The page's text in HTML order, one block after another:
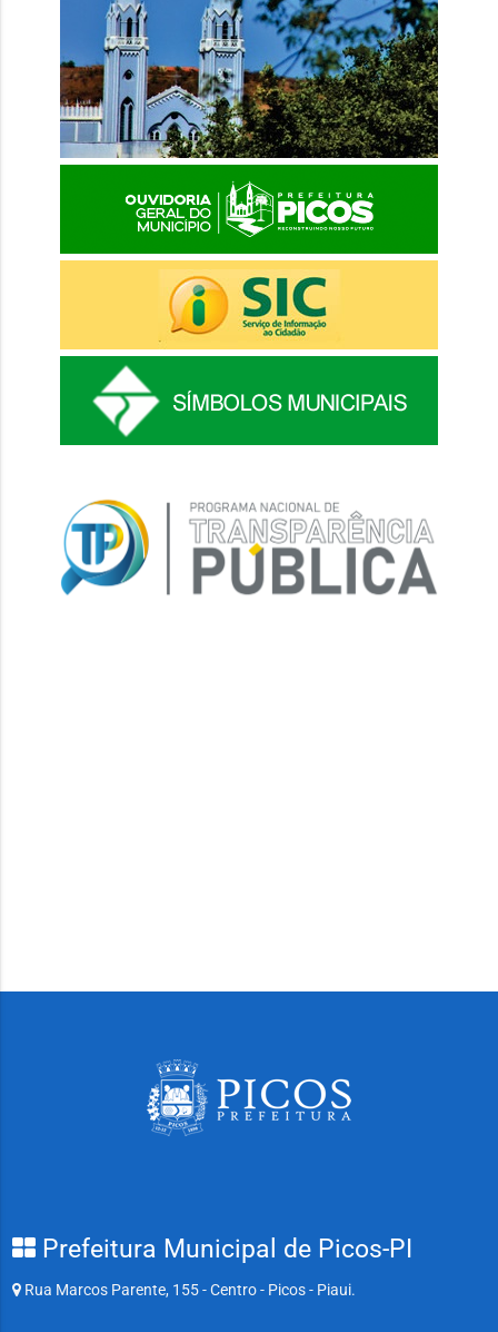
Prefeitura Municipal de Picos-PI
Rua Marcos Parente, 155 - Centro - Picos - Piaui.